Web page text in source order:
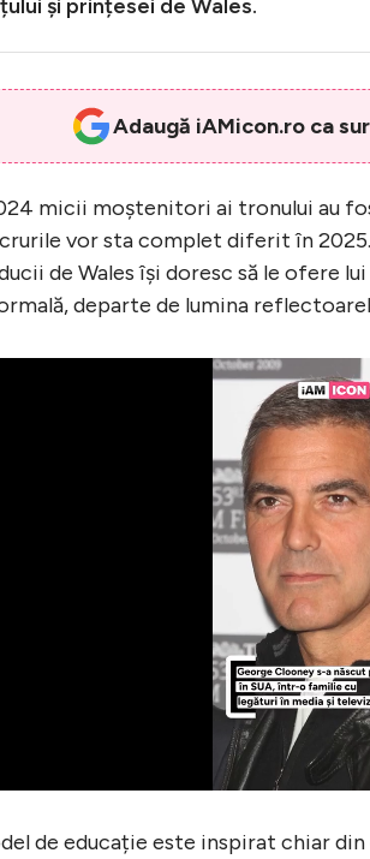
și prințesei de Wales.
Adaugă iAMicon.ro ca
micii moștenitori ai tronului au
vor sta complet diferit în
de Wales își doresc să le ofere
departe de lumina
de educație este inspirat chiar